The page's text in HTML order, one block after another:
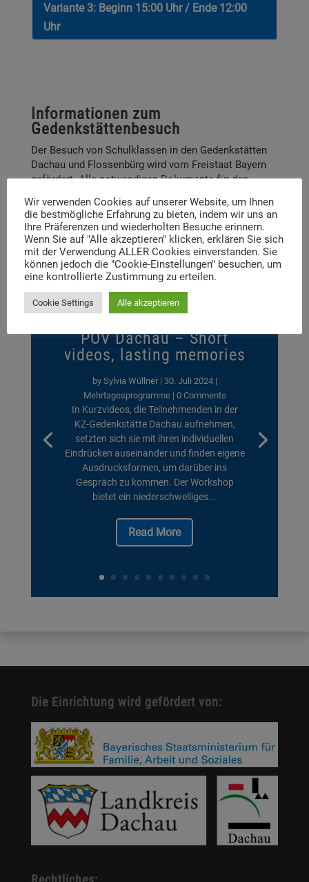
Variante 3: Beginn 15:00 Uhr / Ende 12:00
Uhr
Informationen zum
Gedenkstättenbesuch
Der Besuch von Schulklassen in den Gedenkstätten
Dachau und Flossenbürg wird vom Freistaat Bayern
gefördert. Alle notwendigen Dokumente für den
Bayerischer Gedenkstätten heruntergeladen
werden.https://www.stiftung-bayerische-
gedenkstaetten.de/service/infos-
gedenkstaettenbesuch
POV Dachau – Short
videos, lasting memories
by Sylvia Wüllner| 30. Juli 2024|
Mehrtagesprogramme| 0 Comments
In Kurzvideos, die Teilnehmenden in der
KZ-Gedenkstätte Dachau aufnehmen,
setzten sich sie mit ihren individuellen
Eindrücken auseinander und finden eigene
Ausdrucksformen, um darüber ins
Gespräch zu kommen. Der Workshop
bietet ein niederschwelliges...
Read More
Die Einrichtung wird gefördert von:
Wir verwenden Cookies auf unserer Website, um Ihnen
die bestmögliche Erfahrung zu bieten, indem wir uns an
Ihre Präferenzen und wiederholten Besuche erinnern.
Wenn Sie auf "Alle akzeptieren" klicken, erklären Sie sich
mit der Verwendung ALLER Cookies einverstanden. Sie
können jedoch die "Cookie-Einstellungen" besuchen, um
eine kontrollierte Zustimmung zu erteilen.
Cookie Settings Alle akzeptieren